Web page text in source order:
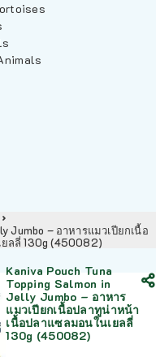
Jumbo – อาหารแมวเปียกเนื้อ
ลลี่ 130g (450082)
Kaniva Pouch Tuna
Topping Salmon in
Jelly Jumbo – อาหาร
แมวเปียกเนื้อปลาทูน่าหน้า
เนื้อปลาแซลมอนในเยลลี่
130g (450082)